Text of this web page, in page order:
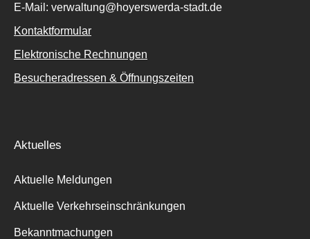
E-Mail: verwaltung@hoyerswerda-stadt.de
Kontaktformular
Elektronische Rechnungen
Besucheradressen & Öffnungszeiten
Aktuelles
Aktuelle Meldungen
Aktuelle Verkehrseinschränkungen
Bekanntmachungen